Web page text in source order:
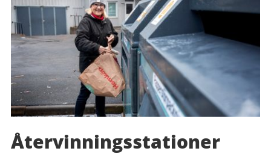
Återvinnings­stationer